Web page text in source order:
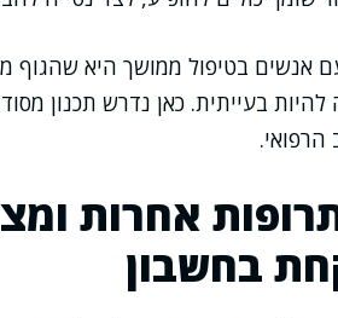
בטיפול ממושך היא שהגוף
בעייתית. כאן נדרש תכנון
אחרות
בחשבון